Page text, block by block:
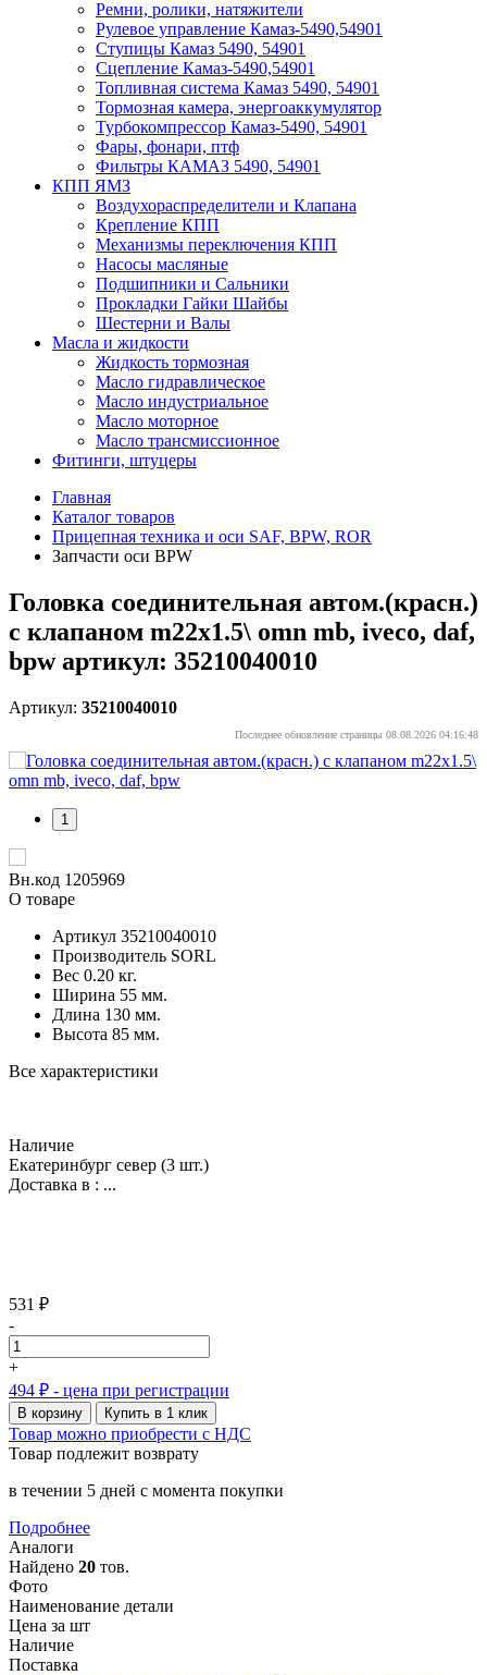
Ремни, ролики, натяжители
Рулевое управление Камаз-5490,54901
Ступицы Камаз 5490, 54901
Сцепление Камаз-5490,54901
Топливная система Камаз 5490, 54901
Тормозная камера, энергоаккумулятор
Турбокомпрессор Камаз-5490, 54901
Фары, фонари, птф
Фильтры КАМАЗ 5490, 54901
КПП ЯМЗ
Воздухораспределители и Клапана
Крепление КПП
Механизмы переключения КПП
Насосы масляные
Подшипники и Сальники
Прокладки Гайки Шайбы
Шестерни и Валы
Масла и жидкости
Жидкость тормозная
Масло гидравлическое
Масло индустриальное
Масло моторное
Масло трансмиссионное
Фитинги, штуцеры
Главная
Каталог товаров
Прицепная техника и оси SAF, BPW, ROR
Запчасти оси BPW
Головка соединительная автом.(красн.)
с клапаном m22x1.5\ omn mb, iveco, daf,
bpw артикул: 35210040010
Артикул: 35210040010
Последнее обновление страницы 08.08.2026 04:16:48
1
Вн.код 1205969
О товаре
Артикул 35210040010
Производитель SORL
Вес 0.20 кг.
Ширина 55 мм.
Длина 130 мм.
Высота 85 мм.
Все характеристики
Наличие
Екатеринбург север (3 шт.)
Доставка в : ...
531 ₽
-
+
494 ₽ - цена при регистрации
В корзину Купить в 1 клик
Товар можно приобрести с НДС
Товар подлежит возврату
в течении 5 дней с момента покупки
Подробнее
Аналоги
Найдено 20 тов.
Фото
Наименование детали
Цена за шт
Наличие
Поставка